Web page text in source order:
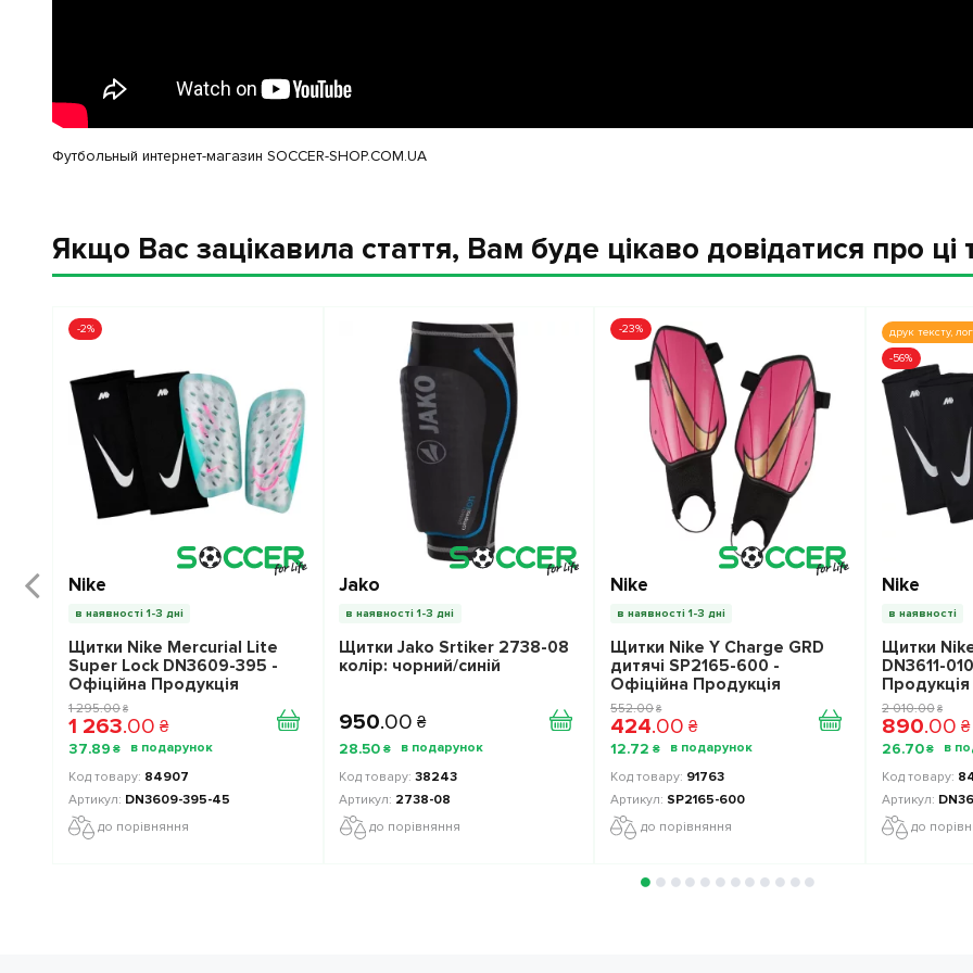
Футбольный интернет-магазин SOCCER-SHOP.COM.UA
Якщо Вас зацікавила стаття, Вам буде цікаво довідатися про ці
-2%
Nike
в наявності 1-3 дні
Щитки Nike Mercurial Lite
Super Lock DN3609-395 -
Офіційна Продукція
1 295.00 ₴
1 263.00 ₴
37.89 ₴
84907
DN3609-395-45
до порівняння
Jako
в наявності 1-3 дні
Щитки Jako Srtiker 2738-08
колір: чорний/синій
950.00 ₴
28.50 ₴
38243
2738-08
до порівняння
-23%
Nike
в наявності 1-3 дні
Щитки Nike Y Charge GRD
дитячі SP2165-600 -
Офіційна Продукція
552.00 ₴
424.00 ₴
12.72 ₴
91763
SP2165-600
до порівняння
друк тексту,
-56%
Nike
в наявності
Щитки
DN3611-
Продукція
2 010.00 ₴
890.00 ₴
26.70 ₴
до